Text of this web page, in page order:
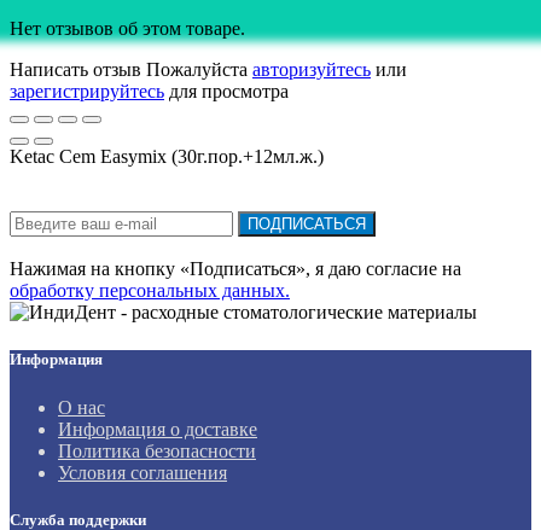
Нет отзывов об этом товаре.
Написать отзыв Пожалуйста авторизуйтесь или
зарегистрируйтесь для просмотра
Ketac Cem Easymix (30г.пор.+12мл.ж.)
ПОДПИСАТЬСЯ
Нажимая на кнопку «Подписаться», я даю cогласие на
обработку персональных данных.
Информация
О нас
Информация о доставке
Политика безопасности
Условия соглашения
Служба поддержки